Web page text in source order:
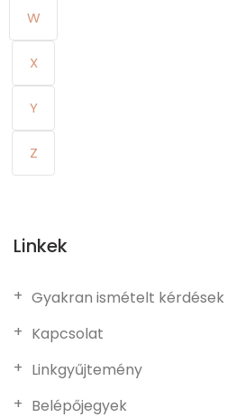
W
X
Y
Z
Linkek
Gyakran ismételt kérdések
Kapcsolat
Linkgyűjtemény
Belépőjegyek